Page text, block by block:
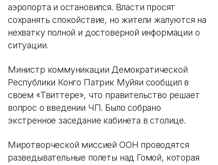
аэропорта и остановился. Власти просят
сохранять спокойствие, но жители жалуются на
нехватку полной и достоверной информации о
ситуации.
Министр коммуникации Демократической
Республики Конго Патрик Муйяи сообщил в
своем «Твиттере», что правительство решает
вопрос о введении ЧП. Было собрано
экстренное заседание кабинета в столице.
Миротворческой миссией ООН проводятся
разведывательные полеты над Гомой, которая